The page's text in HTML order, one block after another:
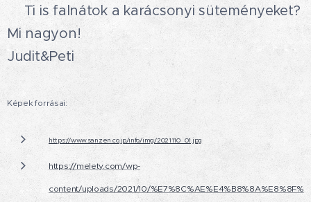
🍰Ti is falnátok a karácsonyi süteményeket?
Mi nagyon!😋
Judit&Peti
Képek forrásai:
https://www.sanzen.co.jp/info/img/2021110_01.jpg
https://melety.com/wp-
content/uploads/2021/10/%E7%8C%AE%E4%B8%8A%E8%8F%